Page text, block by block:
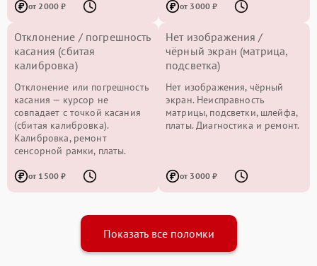
от 2000 ₽ от 3000 ₽
Отклонение / погрешность
касания (сбитая
калибровка)
Отклонение или погрешность
касания — курсор не
совпадает с точкой касания
(сбитая калибровка).
Калибровка, ремонт
сенсорной рамки, платы.
от 1500 ₽
Нет изображения /
чёрный экран (матрица,
подсветка)
Нет изображения, чёрный
экран. Неисправность
матрицы, подсветки, шлейфа,
платы. Диагностика и ремонт.
от 3000 ₽
Показать все поломки